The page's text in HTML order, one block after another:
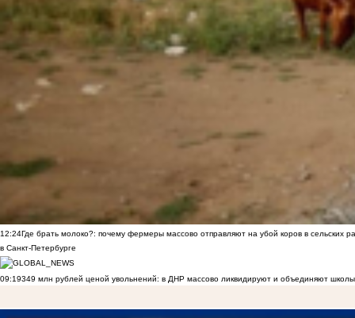
12:24Где брать молоко?: почему фермеры массово отправляют на убой коров в сельских
в Санкт-Петербурге
09:19349 млн рублей ценой увольнений: в ДНР массово ликвидируют и объединяют